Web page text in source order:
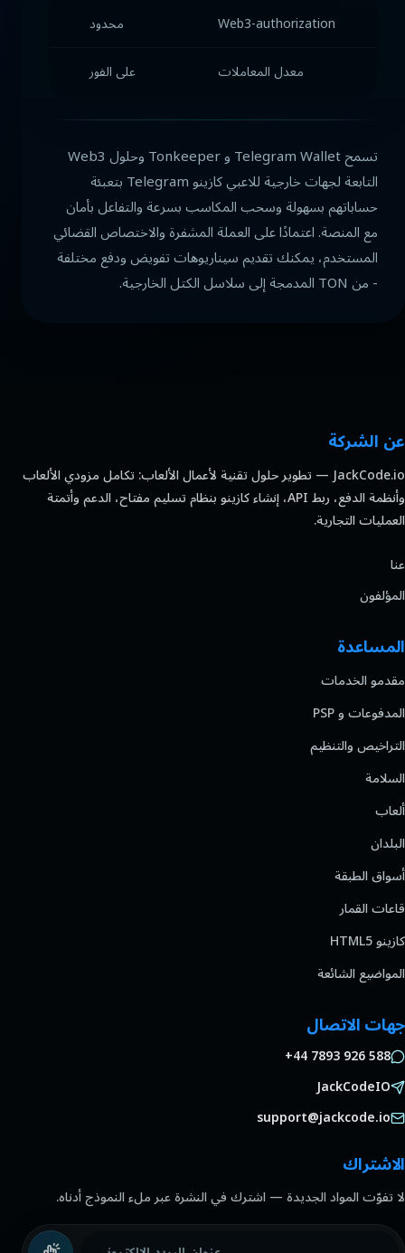
Web3-authorization
محدود
معدل المعاملات
على الفور
تسمح Telegram Wallet و Tonkeeper وحلول Web3
التابعة لجهات خارجية للاعبي كازينو Telegram بتعبئة
حساباتهم بسهولة وسحب المكاسب بسرعة والتفاعل بأمان
مع المنصة. اعتمادًا على العملة المشفرة والاختصاص القضائي
المستخدم، يمكنك تقديم سيناريوهات تفويض ودفع مختلفة
- من TON المدمجة إلى سلاسل الكتل الخارجية.
عن الشركة
JackCode.io — تطوير حلول تقنية لأعمال الألعاب: تكامل مزودي الألعاب
وأنظمة الدفع، ربط API، إنشاء كازينو بنظام تسليم مفتاح، الدعم وأتمتة
العمليات التجارية.
عنا
المؤلفون
المساعدة
مقدمو الخدمات
المدفوعات و PSP
التراخيص والتنظيم
السلامة
ألعاب
البلدان
أسواق الطبقة
قاعات القمار
كازينو HTML5
المواضيع الشائعة
جهات الاتصال
+44 7893 926 588
JackCodeIO
support@jackcode.io
الاشتراك
لا تفوّت المواد الجديدة — اشترك في النشرة عبر ملء النموذج أدناه.